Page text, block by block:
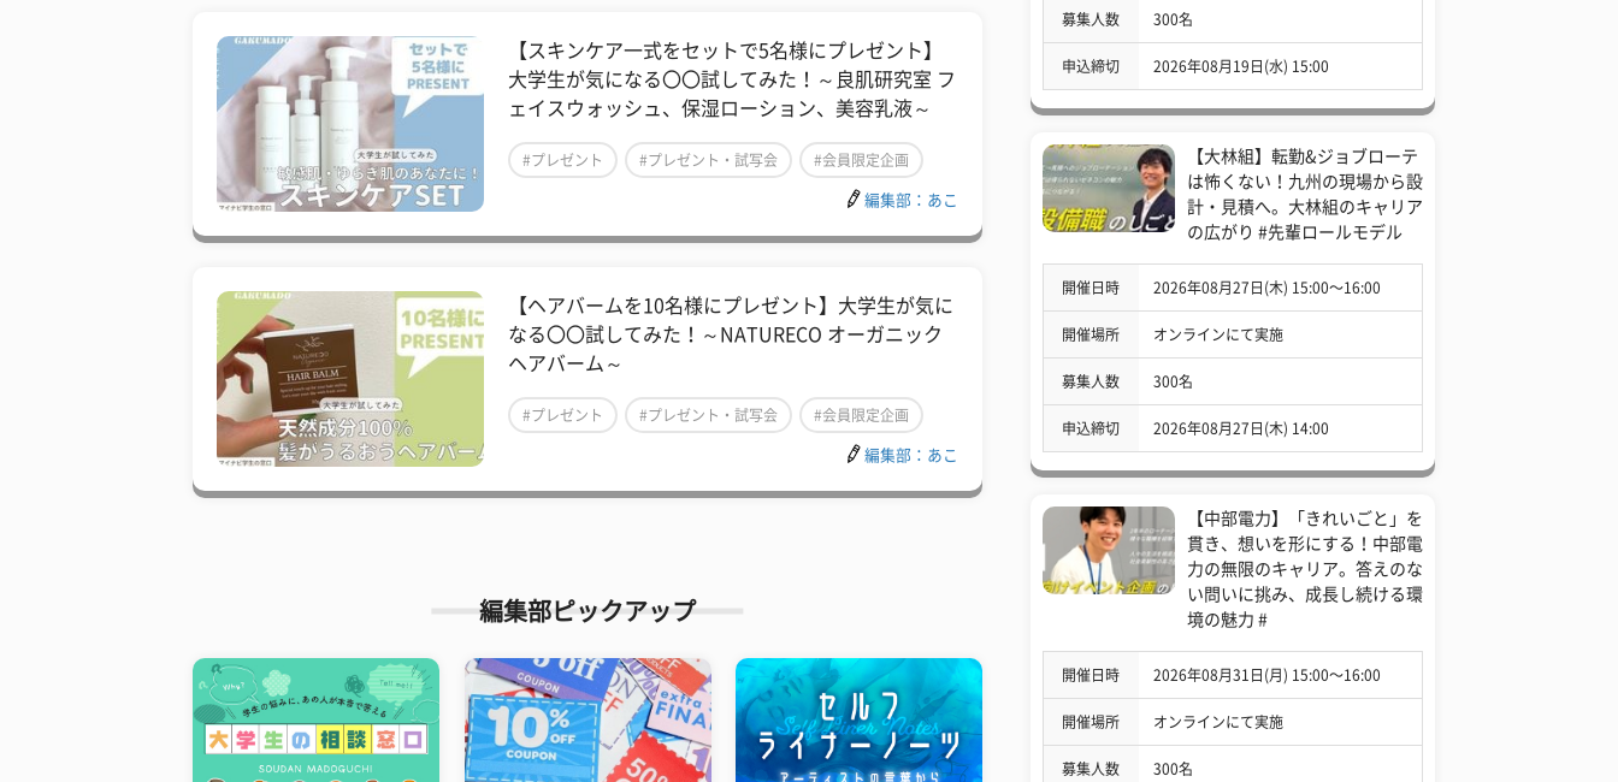
【スキンケア一式をセットで5名様にプレゼント】
大学生が気になる〇〇試してみた！～良肌研究室 フ
ェイスウォッシュ、保湿ローション、美容乳液～
#プレゼント #プレゼント・試写会 #会員限定企画
編集部：あこ
【ヘアバームを10名様にプレゼント】大学生が気に
なる〇〇試してみた！～NATURECO オーガニック
ヘアバーム～
#プレゼント #プレゼント・試写会 #会員限定企画
編集部：あこ
編集部ピックアップ
募集人数 300名
申込締切 2026年08月19日(水) 15:00
【大林組】転勤&ジョブローテ
は怖くない！九州の現場から設
計・見積へ。大林組のキャリア
の広がり #先輩ロールモデル
開催日時 2026年08月27日(木) 15:00〜16:00
開催場所 オンラインにて実施
募集人数 300名
申込締切 2026年08月27日(木) 14:00
【中部電力】「きれいごと」を
貫き、想いを形にする！中部電
力の無限のキャリア。答えのな
い問いに挑み、成長し続ける環
境の魅力 #
開催日時 2026年08月31日(月) 15:00〜16:00
開催場所 オンラインにて実施
募集人数 300名